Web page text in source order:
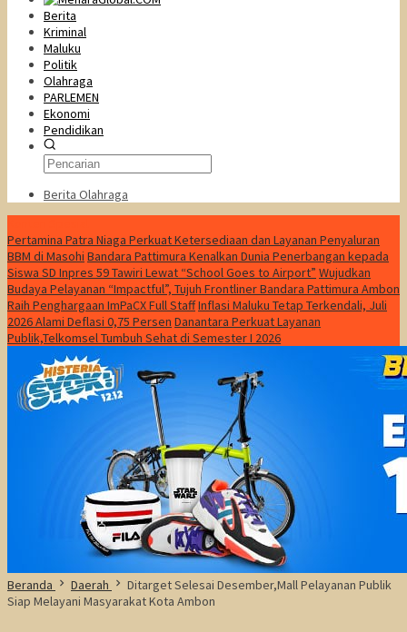
Berita
Kriminal
Maluku
Politik
Olahraga
PARLEMEN
Ekonomi
Pendidikan
Berita Olahraga
Pertamina Patra Niaga Perkuat Ketersediaan dan Layanan Penyaluran
BBM di Masohi Bandara Pattimura Kenalkan Dunia Penerbangan kepada
Siswa SD Inpres 59 Tawiri Lewat “School Goes to Airport” Wujudkan
Budaya Pelayanan “Impactful”, Tujuh Frontliner Bandara Pattimura Ambon
Raih Penghargaan ImPaCX Full StaffInflasi Maluku Tetap Terkendali, Juli
2026 Alami Deflasi 0,75 Persen Danantara Perkuat Layanan
Publik,Telkomsel Tumbuh Sehat di Semester I 2026
Beranda Daerah
Ditarget Selesai Desember,Mall Pelayanan Publik
Siap Melayani Masyarakat Kota Ambon